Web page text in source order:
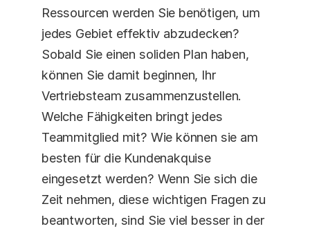
Ressourcen werden Sie benötigen, um
jedes Gebiet effektiv abzudecken?
Sobald Sie einen soliden Plan haben,
können Sie damit beginnen, Ihr
Vertriebsteam zusammenzustellen.
Welche Fähigkeiten bringt jedes
Teammitglied mit? Wie können sie am
besten für die Kundenakquise
eingesetzt werden? Wenn Sie sich die
Zeit nehmen, diese wichtigen Fragen zu
beantworten, sind Sie viel besser in der